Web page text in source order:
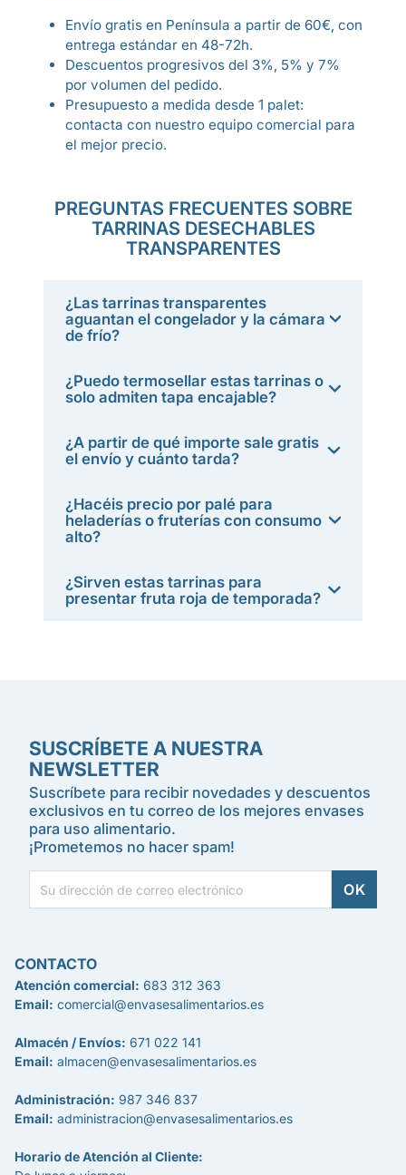
Envío gratis en Península a partir de 60€, con
entrega estándar en 48-72h.
Descuentos progresivos del 3%, 5% y 7%
por volumen del pedido.
Presupuesto a medida desde 1 palet:
contacta con nuestro equipo comercial para
el mejor precio.
PREGUNTAS FRECUENTES SOBRE
TARRINAS DESECHABLES
TRANSPARENTES
¿Las tarrinas transparentes
aguantan el congelador y la cámara
de frío?
¿Puedo termosellar estas tarrinas o
solo admiten tapa encajable?
¿A partir de qué importe sale gratis
el envío y cuánto tarda?
¿Hacéis precio por palé para
heladerías o fruterías con consumo
alto?
¿Sirven estas tarrinas para
presentar fruta roja de temporada?
SUSCRÍBETE A NUESTRA
NEWSLETTER
Suscríbete para recibir novedades y descuentos
exclusivos en tu correo de los mejores envases
para uso alimentario.
¡Prometemos no hacer spam!
CONTACTO
Atención comercial: 683 312 363
Email: comercial@envasesalimentarios.es
Almacén / Envíos: 671 022 141
Email: almacen@envasesalimentarios.es
Administración: 987 346 837
Email: administracion@envasesalimentarios.es
Horario de Atención al Cliente: